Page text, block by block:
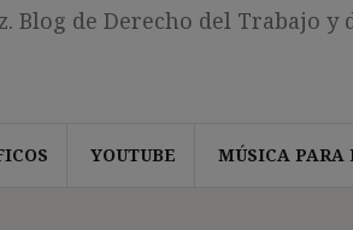
Blog de Derecho del Trabajo y
YOUTUBE MÚSICA PARA